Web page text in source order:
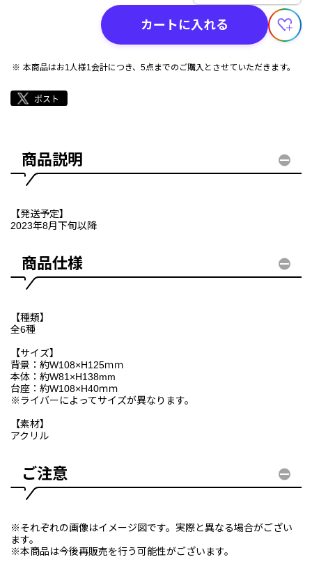
カートに入れる
本商品はお1人様1会計につき、5点までのご購入とさせていただきます。
商品説明
【発送予定】
2023年8月下旬以降
商品仕様
【種類】
全6種
【サイズ】
背景：約W108×H125ｍｍ
本体：約W81×H138mm
台座：約W108×H40ｍｍ
※ライバーによってサイズが異なります。
【素材】
アクリル
ご注意
※それぞれの画像はイメージ図です。実際と異なる場合がござい
ます。
※本商品は今後再販売を行う可能性がございます。